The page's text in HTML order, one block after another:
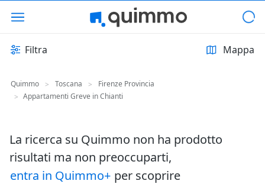
Filtra Mappa
Quimmo > Toscana >
Firenze Provincia
> Appartamenti Greve in Chianti
La ricerca su Quimmo non ha prodotto
risultati ma non preoccuparti,
entra in Quimmo+ per scoprire